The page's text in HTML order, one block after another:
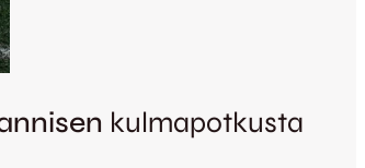
kulmapotkusta